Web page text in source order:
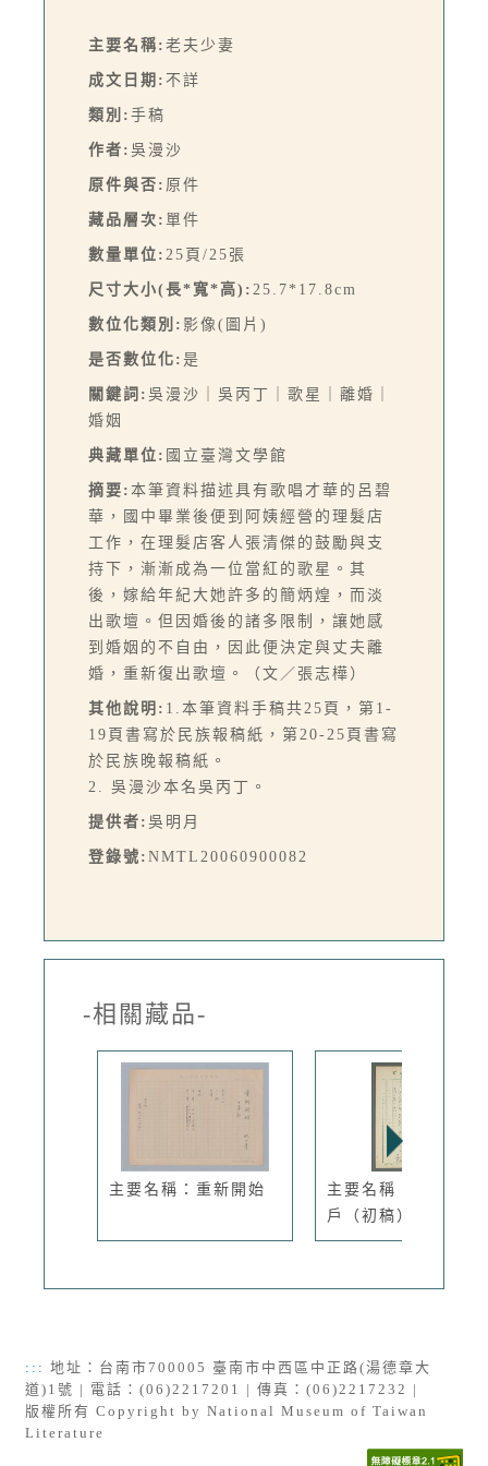
主要名稱: 老夫少妻
成文日期: 不詳
類別: 手稿
作者: 吳漫沙
原件與否: 原件
藏品層次: 單件
數量單位: 25頁/25張
尺寸大小(長*寬*高): 25.7*17.8cm
數位化類別: 影像(圖片)
是否數位化: 是
關鍵詞: 吳漫沙｜吳丙丁｜歌星｜離婚｜
婚姻
典藏單位: 國立臺灣文學館
摘要: 本筆資料描述具有歌唱才華的呂碧
華，國中畢業後便到阿姨經營的理髮店
工作，在理髮店客人張清傑的鼓勵與支
持下，漸漸成為一位當紅的歌星。其
後，嫁給年紀大她許多的簡炳煌，而淡
出歌壇。但因婚後的諸多限制，讓她感
到婚姻的不自由，因此便決定與丈夫離
婚，重新復出歌壇。（文／張志樺）
其他說明: 1.本筆資料手稿共25頁，第1-
19頁書寫於民族報稿紙，第20-25頁書寫
於民族晚報稿紙。
2. 吳漫沙本名吳丙丁。
提供者: 吳明月
登錄號: NMTL20060900082
-相關藏品-
主要名稱：重新開始
主要名稱：成家立門
戶（初稿）
::: 地址：台南市700005 臺南市中西區中正路(湯德章大
道)1號 | 電話：(06)2217201 | 傳真：(06)2217232 |
版權所有 Copyright by National Museum of Taiwan
Literature